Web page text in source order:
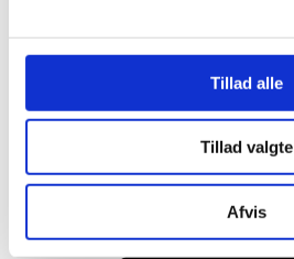
Tillad alle
Tillad valgte
Afvis